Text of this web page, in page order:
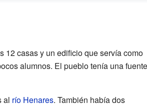
12 casas y un edificio que servía como
alumnos. El pueblo tenía una fuente
al río Henares. También había dos